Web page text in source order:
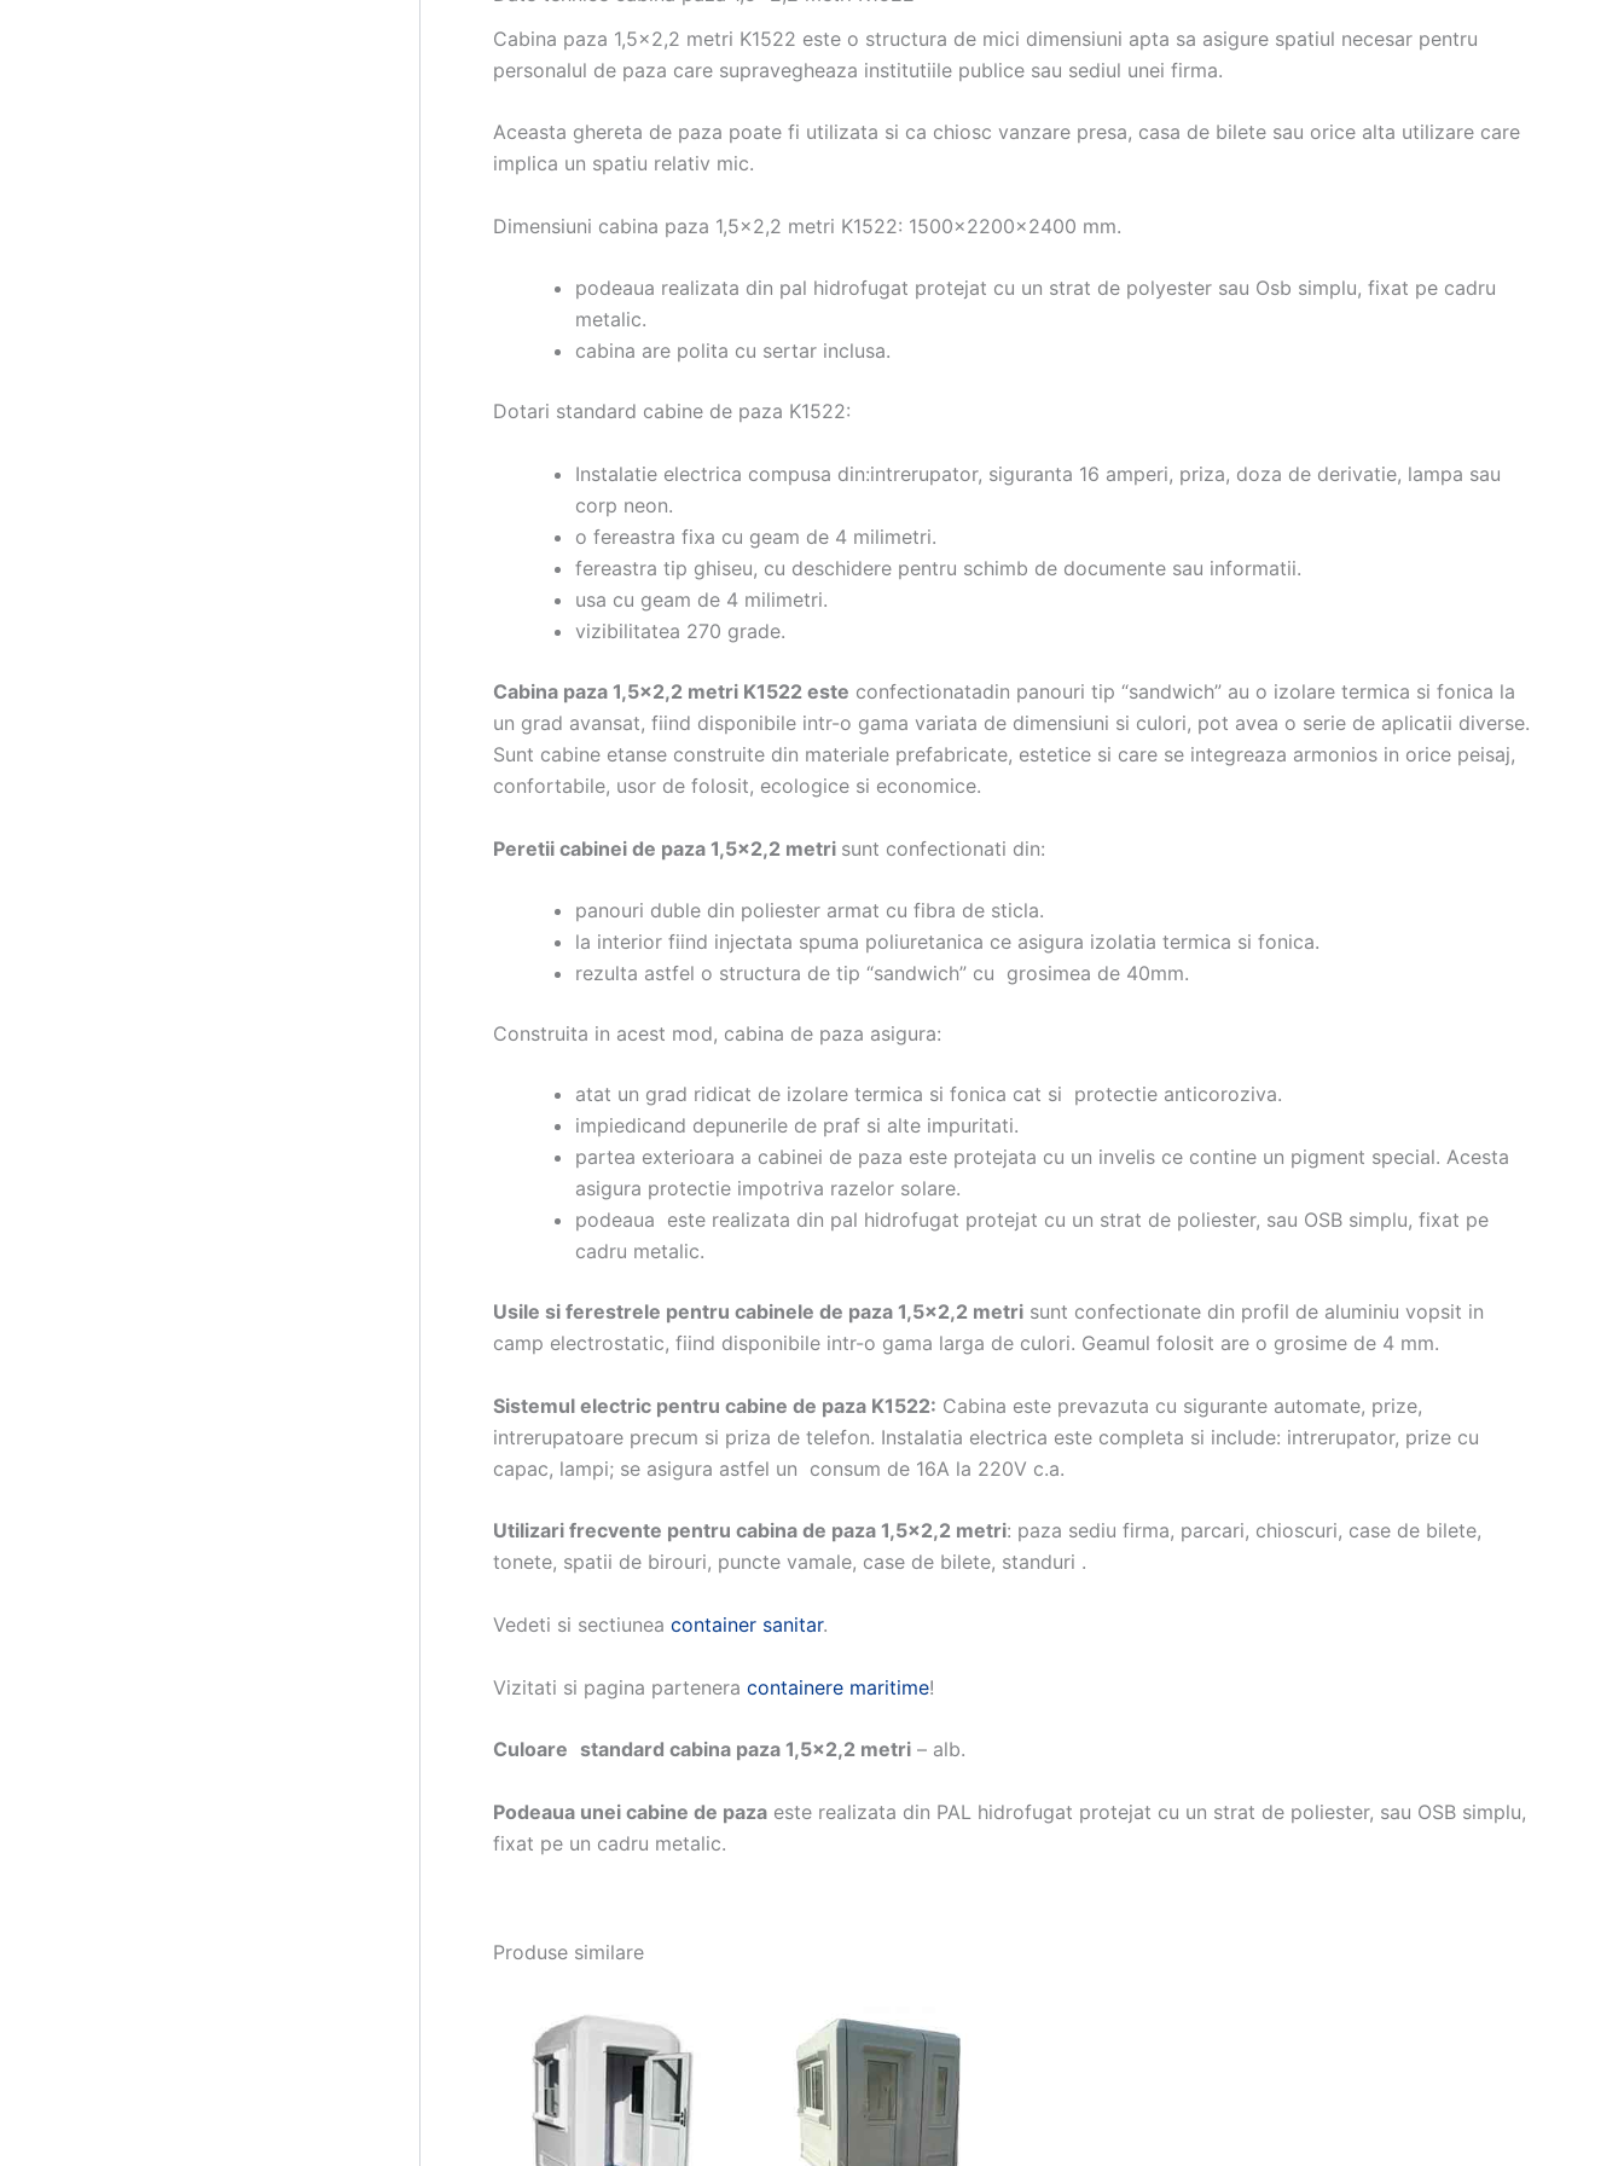
Cabina paza 1,5×2,2 metri K1522 este o structura de mici dimensiuni apta sa asigure spatiul necesar pentru
personalul de paza care supravegheaza institutiile publice sau sediul unei firma.
Aceasta ghereta de paza poate fi utilizata si ca chiosc vanzare presa, casa de bilete sau orice alta utilizare care
implica un spatiu relativ mic.
Dimensiuni cabina paza 1,5×2,2 metri K1522: 1500x2200x2400 mm.
podeaua realizata din pal hidrofugat protejat cu un strat de polyester sau Osb simplu, fixat pe cadru
metalic.
cabina are polita cu sertar inclusa.
Dotari standard cabine de paza K1522:
Instalatie electrica compusa din:intrerupator, siguranta 16 amperi, priza, doza de derivatie, lampa sau
corp neon.
o fereastra fixa cu geam de 4 milimetri.
fereastra tip ghiseu, cu deschidere pentru schimb de documente sau informatii.
usa cu geam de 4 milimetri.
vizibilitatea 270 grade.
Cabina paza 1,5×2,2 metri K1522 este confectionatadin panouri tip “sandwich” au o izolare termica si fonica la
un grad avansat, fiind disponibile intr-o gama variata de dimensiuni si culori, pot avea o serie de aplicatii diverse.
Sunt cabine etanse construite din materiale prefabricate, estetice si care se integreaza armonios in orice peisaj,
confortabile, usor de folosit, ecologice si economice.
Peretii cabinei de paza 1,5×2,2 metri sunt confectionati din:
panouri duble din poliester armat cu fibra de sticla.
la interior fiind injectata spuma poliuretanica ce asigura izolatia termica si fonica.
rezulta astfel o structura de tip “sandwich” cu grosimea de 40mm.
Construita in acest mod, cabina de paza asigura:
atat un grad ridicat de izolare termica si fonica cat si protectie anticoroziva.
impiedicand depunerile de praf si alte impuritati.
partea exterioara a cabinei de paza este protejata cu un invelis ce contine un pigment special. Acesta
asigura protectie impotriva razelor solare.
podeaua este realizata din pal hidrofugat protejat cu un strat de poliester, sau OSB simplu, fixat pe
cadru metalic.
Usile si ferestrele pentru cabinele de paza 1,5×2,2 metri sunt confectionate din profil de aluminiu vopsit in
camp electrostatic, fiind disponibile intr-o gama larga de culori. Geamul folosit are o grosime de 4 mm.
Sistemul electric pentru cabine de paza K1522: Cabina este prevazuta cu sigurante automate, prize,
intrerupatoare precum si priza de telefon. Instalatia electrica este completa si include: intrerupator, prize cu
capac, lampi; se asigura astfel un consum de 16A la 220V c.a.
Utilizari frecvente pentru cabina de paza 1,5×2,2 metri: paza sediu firma, parcari, chioscuri, case de bilete,
tonete, spatii de birouri, puncte vamale, case de bilete, standuri .
Vedeti si sectiunea container sanitar.
Vizitati si pagina partenera containere maritime!
Culoare standard cabina paza 1,5×2,2 metri – alb.
Podeaua unei cabine de paza este realizata din PAL hidrofugat protejat cu un strat de poliester, sau OSB simplu,
fixat pe un cadru metalic.
Produse similare